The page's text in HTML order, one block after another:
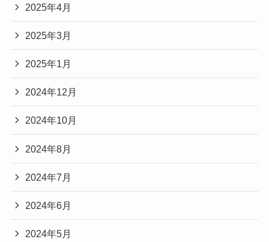
2025年4月
2025年3月
2025年1月
2024年12月
2024年10月
2024年8月
2024年7月
2024年6月
2024年5月